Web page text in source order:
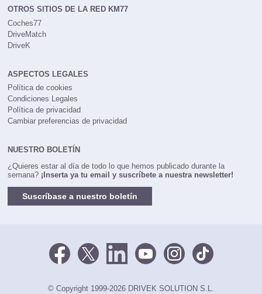
OTROS SITIOS DE LA RED KM77
Coches77
DriveMatch
DriveK
ASPECTOS LEGALES
Política de cookies
Condiciones Legales
Política de privacidad
Cambiar preferencias de privacidad
NUESTRO BOLETÍN
¿Quieres estar al día de todo lo que hemos publicado durante la
semana? ¡Inserta ya tu email y suscríbete a nuestra newsletter!
Suscríbase a nuestro boletín
© Copyright 1999-2026 DRIVEK SOLUTION S.L.